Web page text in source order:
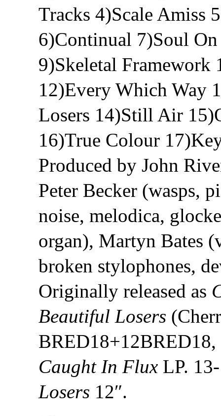
Tracks 4)Scale Amiss
6)Continual 7)Soul
9)Skeletal Framework
12)Every Which Way
Losers 14)Still Air
16)True Colour
Produced by John
Peter Becker (wasps,
noise, melodica,
organ), Martyn Bates
broken stylophones,
Originally released as
Beautiful Losers
Caught In Flux LP.
Losers 12″.